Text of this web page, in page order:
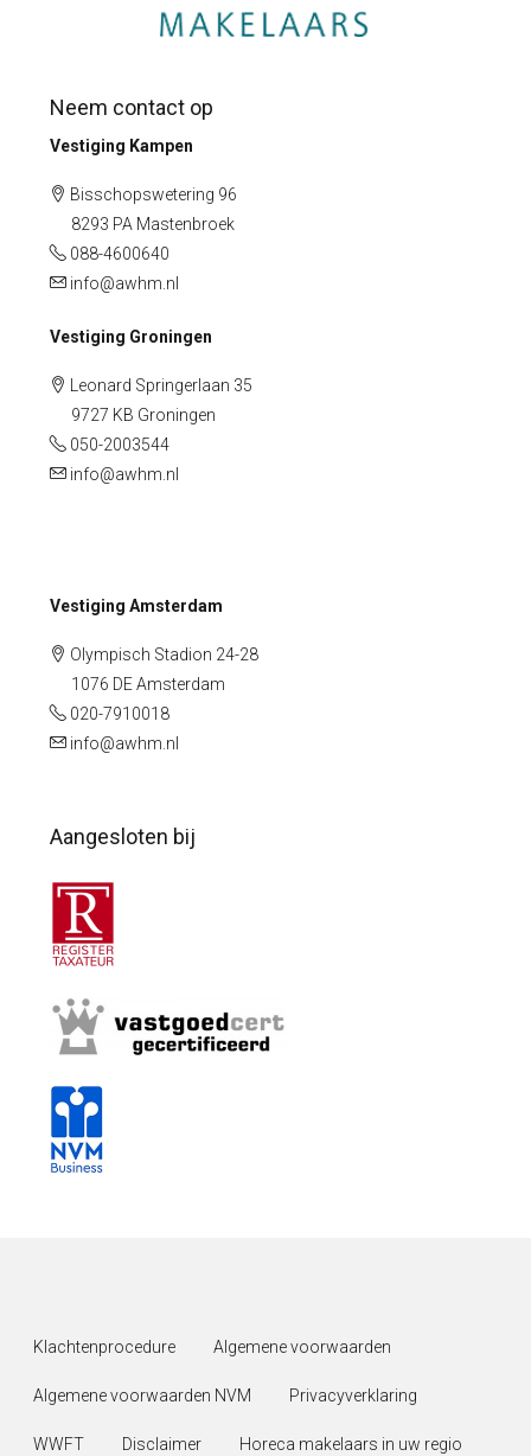
Neem contact op
Vestiging Kampen
Bisschopswetering 96
8293 PA Mastenbroek
088-4600640
info@awhm.nl
Vestiging Groningen
Leonard Springerlaan 35
9727 KB Groningen
050-2003544
info@awhm.nl
Vestiging Amsterdam
Olympisch Stadion 24-28
1076 DE Amsterdam
020-7910018
info@awhm.nl
Aangesloten bij
Klachtenprocedure Algemene voorwaarden
Algemene voorwaarden NVM Privacyverklaring
WWFT Disclaimer Horeca makelaars in uw regio